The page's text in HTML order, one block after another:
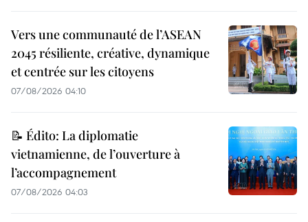
Vers une communauté de l’ASEAN
2045 résiliente, créative, dynamique
et centrée sur les citoyens
07/08/2026 04:10
📝 Édito: La diplomatie
vietnamienne, de l’ouverture à
l’accompagnement
07/08/2026 04:03